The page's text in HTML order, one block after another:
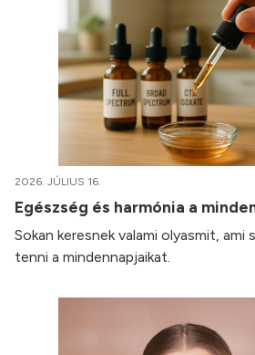
2026. JÚLIUS 16.
Egészség és harmónia a
Sokan keresnek valami olyasmit, ami
tenni a mindennapjaikat.